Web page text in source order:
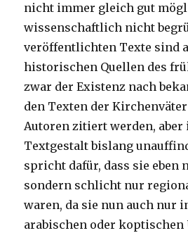
nicht immer gleich gut
wissenschaftlich nicht
veröffentlichten Texte sind
historischen Quellen des
zwar der Existenz nach
den Texten der
Autoren zitiert werden, aber
Textgestalt bislang
spricht dafür, dass sie eben
sondern schlicht nur
waren, da sie nun auch nur
arabischen oder koptischen